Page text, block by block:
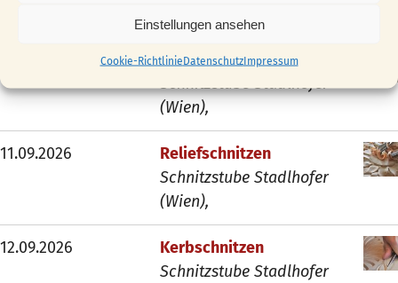
Einstellungen ansehen
Cookie-RichtlinieDatenschutzImpressum
Kerbschnitzen
Schnitzstube Stadlhofer
(Wien),
11.09.2026
Reliefschnitzen
Schnitzstube Stadlhofer
(Wien),
12.09.2026
Kerbschnitzen
Schnitzstube Stadlhofer